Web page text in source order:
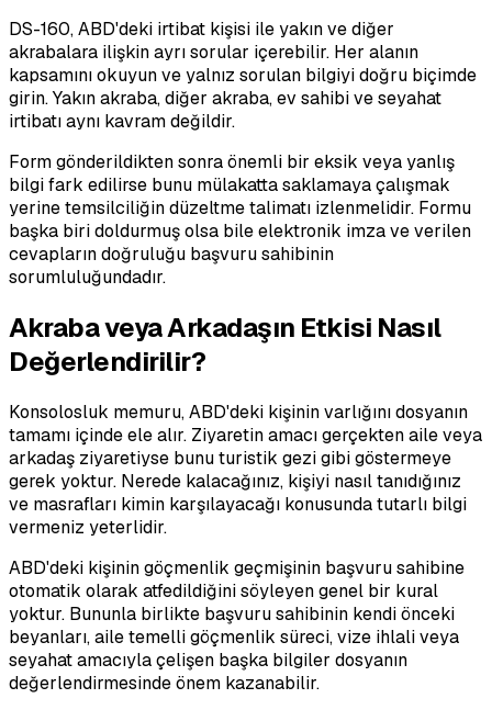
DS-160, ABD'deki irtibat kişisi ile yakın ve diğer
akrabalara ilişkin ayrı sorular içerebilir. Her alanın
kapsamını okuyun ve yalnız sorulan bilgiyi doğru biçimde
girin. Yakın akraba, diğer akraba, ev sahibi ve seyahat
irtibatı aynı kavram değildir.
Form gönderildikten sonra önemli bir eksik veya yanlış
bilgi fark edilirse bunu mülakatta saklamaya çalışmak
yerine temsilciliğin düzeltme talimatı izlenmelidir. Formu
başka biri doldurmuş olsa bile elektronik imza ve verilen
cevapların doğruluğu başvuru sahibinin
sorumluluğundadır.
Akraba veya Arkadaşın Etkisi Nasıl
Değerlendirilir?
Konsolosluk memuru, ABD'deki kişinin varlığını dosyanın
tamamı içinde ele alır. Ziyaretin amacı gerçekten aile veya
arkadaş ziyaretiyse bunu turistik gezi gibi göstermeye
gerek yoktur. Nerede kalacağınız, kişiyi nasıl tanıdığınız
ve masrafları kimin karşılayacağı konusunda tutarlı bilgi
vermeniz yeterlidir.
ABD'deki kişinin göçmenlik geçmişinin başvuru sahibine
otomatik olarak atfedildiğini söyleyen genel bir kural
yoktur. Bununla birlikte başvuru sahibinin kendi önceki
beyanları, aile temelli göçmenlik süreci, vize ihlali veya
seyahat amacıyla çelişen başka bilgiler dosyanın
değerlendirmesinde önem kazanabilir.